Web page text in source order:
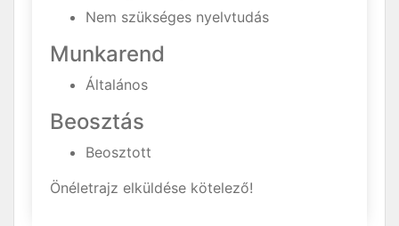
Nem szükséges nyelvtudás
Munkarend
Általános
Beosztás
Beosztott
Önéletrajz elküldése kötelező!